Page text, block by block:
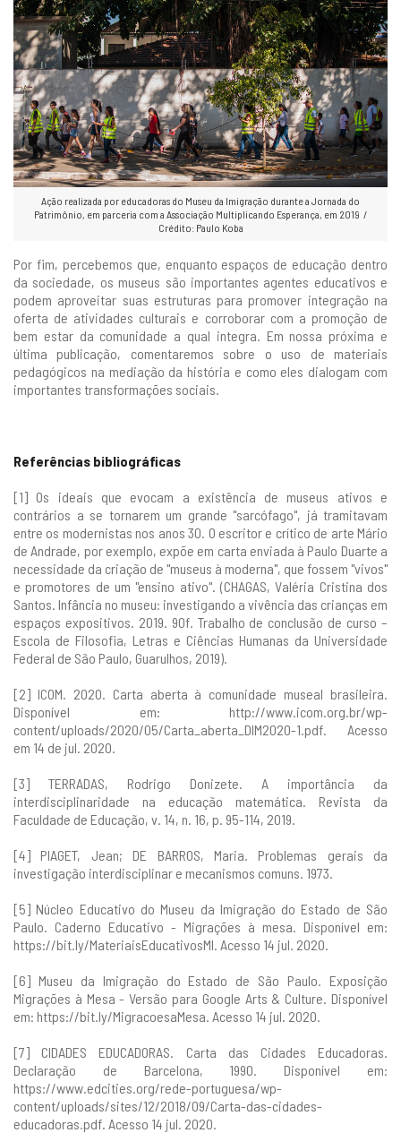
Ação realizada por educadoras do Museu da Imigração durante a Jornada do
Patrimônio, em parceria com a Associação Multiplicando Esperança, em 2019 /
Crédito: Paulo Koba
Por fim, percebemos que, enquanto espaços de educação dentro
da sociedade, os museus são importantes agentes educativos e
podem aproveitar suas estruturas para promover integração na
oferta de atividades culturais e corroborar com a promoção de
bem estar da comunidade a qual integra. Em nossa próxima e
última publicação, comentaremos sobre o uso de materiais
pedagógicos na mediação da história e como eles dialogam com
importantes transformações sociais.
Referências bibliográficas
[1] Os ideais que evocam a existência de museus ativos e
contrários a se tornarem um grande "sarcófago", já tramitavam
entre os modernistas nos anos 30. O escritor e crítico de arte Mário
de Andrade, por exemplo, expõe em carta enviada à Paulo Duarte a
necessidade da criação de "museus à moderna", que fossem "vivos"
e promotores de um "ensino ativo". (CHAGAS, Valéria Cristina dos
Santos. Infância no museu: investigando a vivência das crianças em
espaços expositivos. 2019. 90f. Trabalho de conclusão de curso –
Escola de Filosofia, Letras e Ciências Humanas da Universidade
Federal de São Paulo, Guarulhos, 2019).
[2] ICOM. 2020. Carta aberta à comunidade museal brasileira.
Disponível em: http://www.icom.org.br/wp-
content/uploads/2020/05/Carta_aberta_DIM2020-1.pdf . Acesso
em 14 de jul. 2020.
[3] TERRADAS, Rodrigo Donizete. A importância da
interdisciplinaridade na educação matemática. Revista da
Faculdade de Educação, v. 14, n. 16, p. 95-114, 2019.
[4] PIAGET, Jean; DE BARROS, Maria. Problemas gerais da
investigação interdisciplinar e mecanismos comuns. 1973.
[5] Núcleo Educativo do Museu da Imigração do Estado de São
Paulo. Caderno Educativo - Migrações à mesa. Disponível em:
https://bit.ly/MateriaisEducativosMI . Acesso 14 jul. 2020.
[6] Museu da Imigração do Estado de São Paulo. Exposição
Migrações à Mesa - Versão para Google Arts & Culture. Disponível
em: https://bit.ly/MigracoesaMesa . Acesso 14 jul. 2020.
[7] CIDADES EDUCADORAS. Carta das Cidades Educadoras.
Declaração de Barcelona, 1990. Disponível em:
https://www.edcities.org/rede-portuguesa/wp-
content/uploads/sites/12/2018/09/Carta-das-cidades-
educadoras.pdf . Acesso 14 jul. 2020.